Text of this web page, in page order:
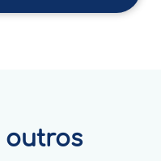
outros